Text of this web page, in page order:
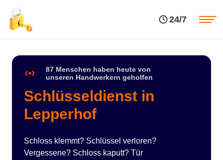
24/7
87 Menschen haben heute von
unseren Handwerkern geholfen
Schlüsseldienst in
Lepperhof
Schloss klemmt? Schlüssel verloren?
Vergessene? Schloss kaputt? Tür